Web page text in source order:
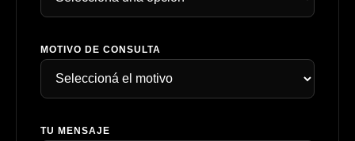
MOTIVO DE CONSULTA
TU MENSAJE